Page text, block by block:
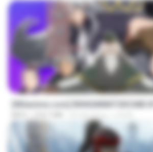
[Witanime.com] RKNGMNNTSRCMB
23 dni temu